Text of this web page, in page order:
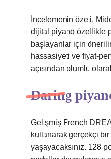
İncelemenin özeti.
dijital piyano özellikle
başlayanlar için
hassasiyeti ve fiyat-
açısından olumlu
Daring
Gelişmiş French
kullanarak gerçekçi
yaşayacaksınız. 128